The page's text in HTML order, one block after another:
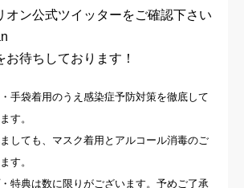
オン公式ツイッターをご確認下さい
お待ちしております！
手袋着用のうえ感染症予防対策を徹底して
す。
しても、マスク着用とアルコール消毒のご
す。
特典は数に限りがございます。予めご了承